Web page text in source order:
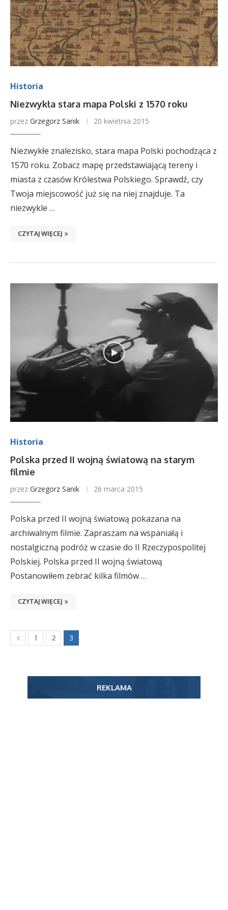
Historia
Niezwykła stara mapa Polski z 1570 roku
przez Grzegorz Sanik 20 kwietnia 2015
Niezwykłe znalezisko, stara mapa Polski pochodząca z
1570 roku. Zobacz mapę przedstawiającą tereny i
miasta z czasów Królestwa Polskiego. Sprawdź, czy
Twoja miejscowość już się na niej znajduje. Ta
niezwykle …
CZYTAJ WIĘCEJ
Historia
Polska przed II wojną światową na starym
filmie
przez Grzegorz Sanik 26 marca 2015
Polska przed II wojną światową pokazana na
archiwalnym filmie. Zapraszam na wspaniałą i
nostalgiczną podróż w czasie do II Rzeczypospolitej
Polskiej. Polska przed II wojną światową
Postanowiłem zebrać kilka filmów …
CZYTAJ WIĘCEJ
1 2 3
REKLAMA